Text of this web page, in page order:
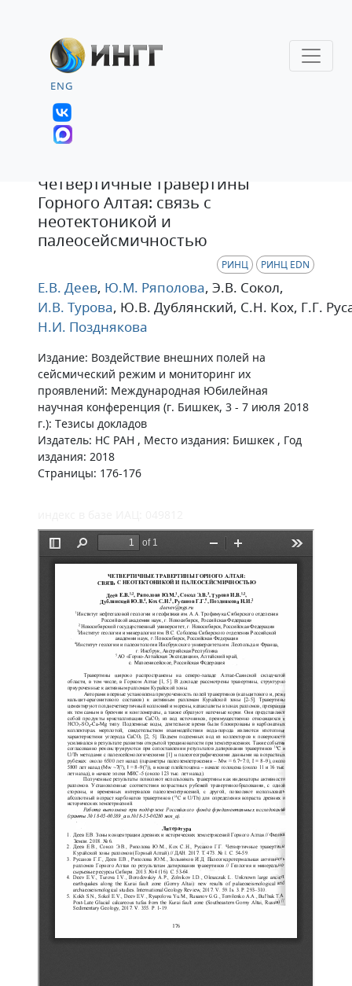
ENG
Четвертичные травертины
Горного Алтая: связь с
неотектоникой и
палеосейсмичностью
РИНЦ РИНЦ EDN
Е.В. Деев, Ю.М. Ряполова, Э.В. Сокол,
И.В. Турова, Ю.В. Дублянский, С.Н. Кох, Г.Г.
Н.И. Позднякова
Издание: Воздействие внешних полей на
сейсмический режим и мониторинг их
проявлений: Международная Юбилейная
научная конференция (г. Бишкек, 3 - 7 июля 2018
г.): Тезисы докладов
Издатель: НС РАН , Место издания: Бишкек , Год
издания: 2018
Страницы: 176-176